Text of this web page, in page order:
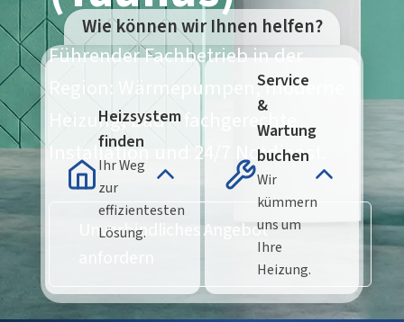
Führender Fachbetrieb in der
Region: Wärmepumpen, moderne
Heizung, Bad – fachgerechte
Installation und 24/7 Notdienst.
Unverbindliches Angebot
Wie können wir Ihnen helfen?
Heizsystem
finden
Ihr Weg
zur
effizientesten
Lösung.
Service
&
Wartung
buchen
Wir
kümmern
uns um
Ihre
Heizung.